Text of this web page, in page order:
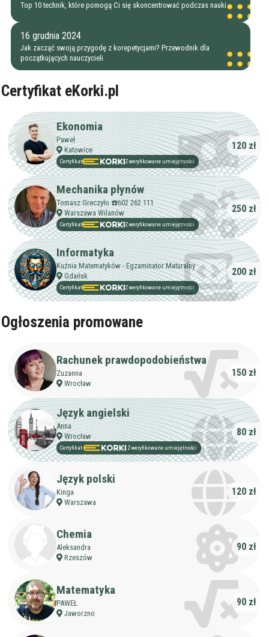
Top 10 technik, które pomogą Ci się skoncentrować podczas nauki
16 grudnia 2024
Jak zacząć swoją przygodę z korepetycjami? Przewodnik dla
początkujących nauczycieli
Certyfikat eKorki.pl
Ekonomia
Paweł
Katowice
Certyfikat Zweryfikowane umiejętności
120 zł
Mechanika płynów
Tomasz Greczyło ☎️602 262 111
Warszawa Wilanów
Certyfikat Zweryfikowane umiejętności
250 zł
Informatyka
Kuźnia Matematyków - Egzaminator Maturalny
Gdańsk
Certyfikat Zweryfikowane umiejętności
200 zł
Ogłoszenia promowane
Rachunek prawdopodobieństwa
Zuzanna
Wrocław
150 zł
Język angielski
Anna
Wrocław
Certyfikat Zweryfikowane umiejętności
80 zł
Język polski
Kinga
Warszawa
120 zł
Chemia
Aleksandra
Rzeszów
90 zł
Matematyka
PAWEŁ
Jaworzno
90 zł